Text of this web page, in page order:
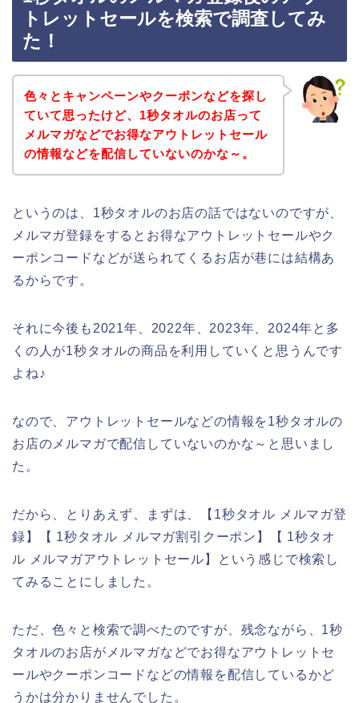
トレットセールを検索で調査してみ
た！
色々とキャンペーンやクーポンなどを探し
ていて思ったけど、1秒タオルのお店って
メルマガなどでお得なアウトレットセール
の情報などを配信していないのかな～。
というのは、1秒タオルのお店の話ではないのですが、
メルマガ登録をするとお得なアウトレットセールやク
ーポンコードなどが送られてくるお店が巷には結構あ
るからです。
それに今後も2021年、2022年、2023年、2024年と多
くの人が1秒タオルの商品を利用していくと思うんです
よね♪
なので、アウトレットセールなどの情報を1秒タオルの
お店のメルマガで配信していないのかな～と思いまし
た。
だから、とりあえず、まずは、【1秒タオル メルマガ登
録】【 1秒タオル メルマガ割引クーポン】【 1秒タオ
ル メルマガアウトレットセール】という感じで検索し
てみることにしました。
ただ、色々と検索で調べたのですが、残念ながら、1秒
タオルのお店がメルマガなどでお得なアウトレットセ
ールやクーポンコードなどの情報を配信しているかど
うかは分かりませんでした。